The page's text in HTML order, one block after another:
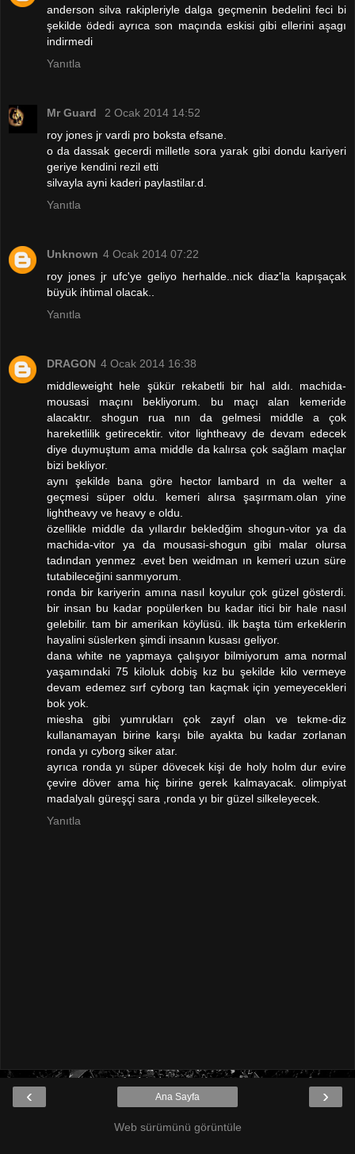
anderson silva rakipleriyle dalga geçmenin bedelini feci bi
şekilde ödedi ayrıca son maçında eskisi gibi ellerini aşagı
indirmedi
Yanıtla
Mr Guard
2 Ocak 2014 14:52
roy jones jr vardi pro boksta efsane.
o da dassak gecerdi milletle sora yarak gibi dondu kariyeri
geriye kendini rezil etti
silvayla ayni kaderi paylastilar.d.
Yanıtla
Unknown 4 Ocak 2014 07:22
roy jones jr ufc'ye geliyo herhalde..nick diaz'la kapışaçak
büyük ihtimal olacak..
Yanıtla
DRAGON 4 Ocak 2014 16:38
middleweight hele şükür rekabetli bir hal aldı. machida-
mousasi maçını bekliyorum. bu maçı alan kemeride
alacaktır. shogun rua nın da gelmesi middle a çok
hareketlilik getirecektir. vitor lightheavy de devam edecek
diye duymuştum ama middle da kalırsa çok sağlam maçlar
bizi bekliyor.
aynı şekilde bana göre hector lambard ın da welter a
geçmesi süper oldu. kemeri alırsa şaşırmam.olan yine
lightheavy ve heavy e oldu.
özellikle middle da yıllardır bekledğim shogun-vitor ya da
machida-vitor ya da mousasi-shogun gibi malar olursa
tadından yenmez .evet ben weidman ın kemeri uzun süre
tutabileceğini sanmıyorum.
ronda bir kariyerin amına nasıl koyulur çok güzel gösterdi.
bir insan bu kadar popülerken bu kadar itici bir hale nasıl
gelebilir. tam bir amerikan köylüsü. ilk başta tüm erkeklerin
hayalini süslerken şimdi insanın kusası geliyor.
dana white ne yapmaya çalışıyor bilmiyorum ama normal
yaşamındaki 75 kiloluk dobiş kız bu şekilde kilo vermeye
devam edemez sırf cyborg tan kaçmak için yemeyecekleri
bok yok.
miesha gibi yumrukları çok zayıf olan ve tekme-diz
kullanamayan birine karşı bile ayakta bu kadar zorlanan
ronda yı cyborg siker atar.
ayrıca ronda yı süper dövecek kişi de holy holm dur evire
çevire döver ama hiç birine gerek kalmayacak. olimpiyat
madalyalı güreşçi sara ,ronda yı bir güzel silkeleyecek.
Yanıtla
‹ ›
Ana Sayfa
Web sürümünü görüntüle